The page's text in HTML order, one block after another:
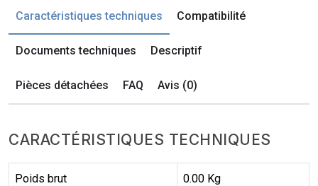
Caractéristiques techniques Compatibilité
Documents techniques Descriptif
Pièces détachées FAQ Avis (0)
CARACTÉRISTIQUES TECHNIQUES
Poids brut 0.00 Kg